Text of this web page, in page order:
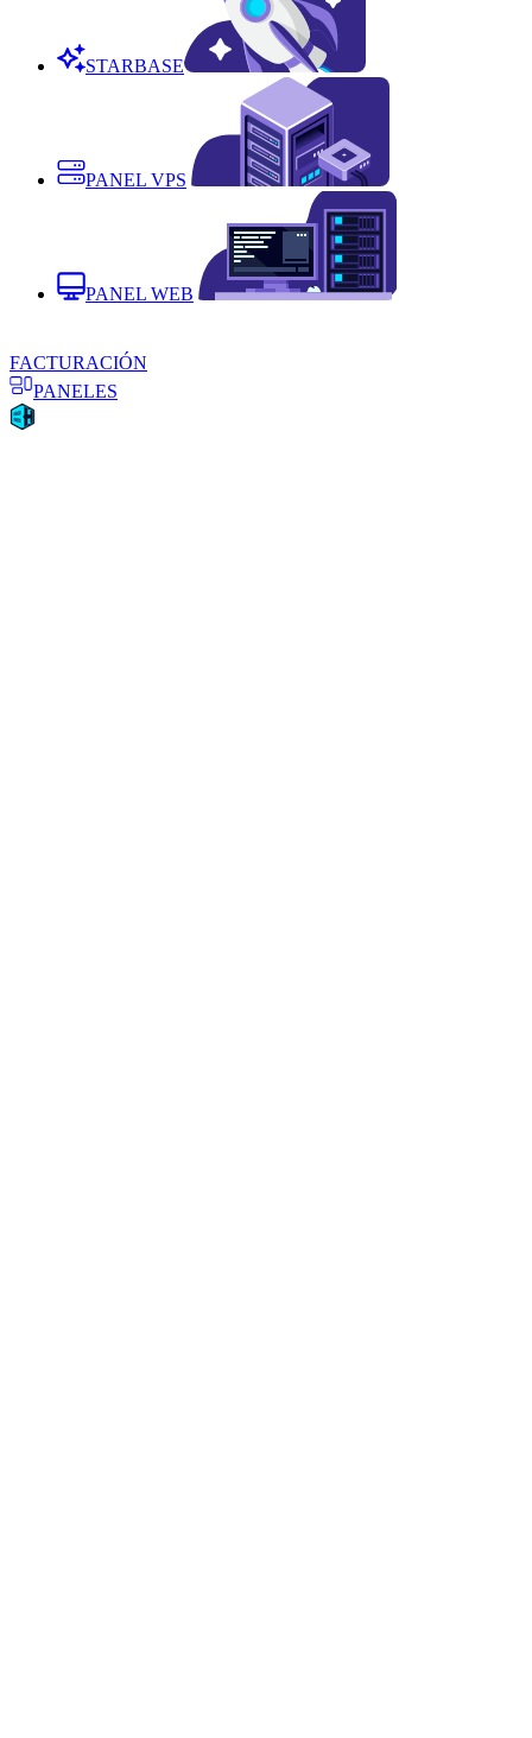
STARBASE
PANEL VPS
PANEL WEB
FACTURACIÓN
PANELES